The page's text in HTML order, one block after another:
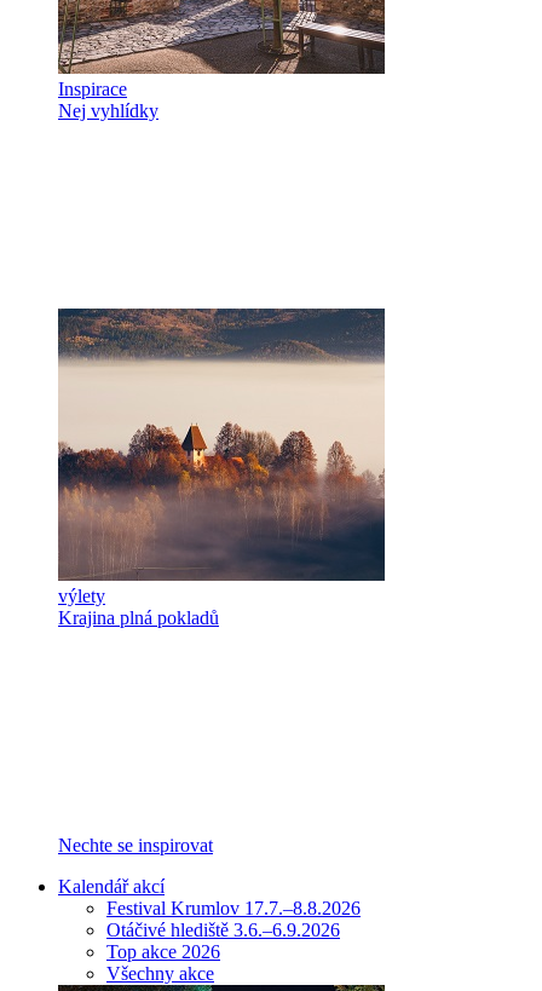
Inspirace
Nej vyhlídky
výlety
Krajina plná pokladů
Nechte se inspirovat
Kalendář akcí
Festival Krumlov 17.7.–8.8.2026
Otáčivé hlediště 3.6.–6.9.2026
Top akce 2026
Všechny akce